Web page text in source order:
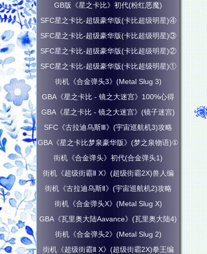
GB版《星之卡比》初代(粉红恶魔)
SFC星之卡比-超级豪华版(卡比超级明星)④
SFC星之卡比-超级豪华版(卡比超级明星)③
SFC星之卡比-超级豪华版(卡比超级明星)②
SFC星之卡比-超级豪华版(卡比超级明星)①
街机《合金弹头3》(Metal Slug 3)
GBA《星之卡比 - 镜之大迷宫》100%心得
GBA《星之卡比 - 镜之大迷宫》(镜子迷宫)
SFC《古拉迪乌斯Ⅲ》(宇宙巡航机3)攻略
GBA《星之卡比梦泉豪华版》(梦之泉物语)①
街机《合金弹头》初代(合金弹头1)
街机《超级街霸Ⅱ X》(超级街霸2X)兽人编
街机《古拉迪乌斯Ⅱ》(宇宙巡航机2)攻略
街机《合金弹头X》(Metal Slug X)
GBA《瓦里奥大陆Aavance》(瓦里奥大陆4)
街机《合金弹头2》(Metal Slug 2)
街机《超级街霸Ⅱ X》(超级街霸2X)拳王编